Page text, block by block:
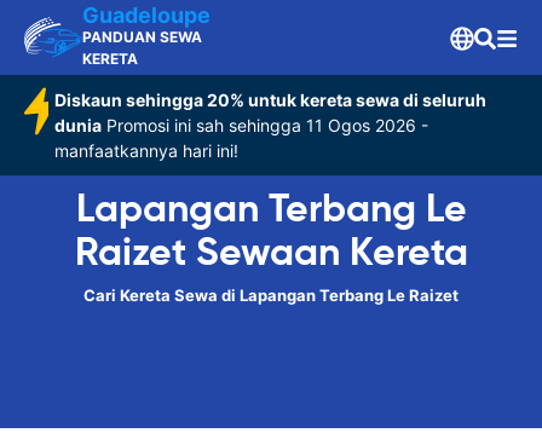
Guadeloupe
PANDUAN SEWA
KERETA
Diskaun sehingga 20% untuk kereta sewa di seluruh
dunia Promosi ini sah sehingga 11 Ogos 2026 -
manfaatkannya hari ini!
Lapangan Terbang Le
Raizet Sewaan Kereta
Cari Kereta Sewa di Lapangan Terbang Le Raizet